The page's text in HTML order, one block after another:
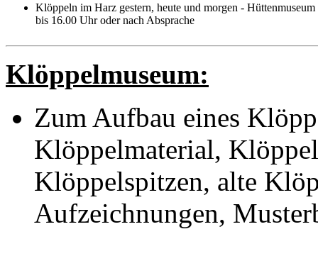
Klöppeln im Harz gestern, heute und morgen -
bis 16.00 Uhr oder nach Absprache
Klöppelmuseum:
Zum Aufbau eines
Klöppelmaterial,
Klöppelspitzen, alte
Aufzeichnungen,